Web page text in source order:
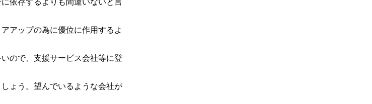
アップの為に優位に作用するよ
ので、支援サービス会社等に登
ょう。望んでいるような会社が